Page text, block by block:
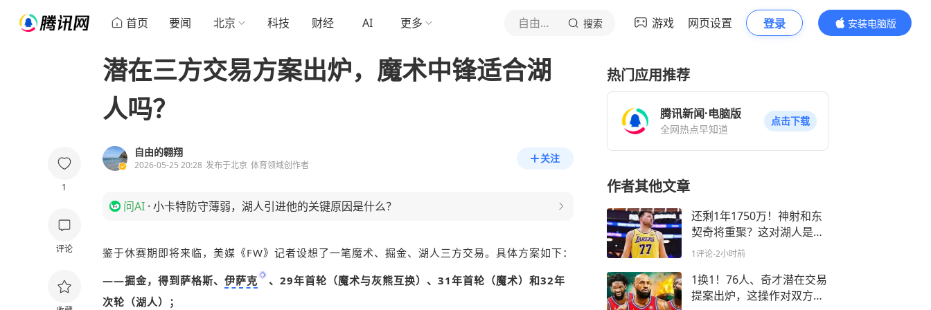
首页 要闻 北京 科技 财经 AI 更多 自由的翱翔 搜索 游戏 网页设置 登录
安装电脑版
内容更精彩
1
评论
潜在三方交易方案出炉，魔术中锋适合湖
人吗？
自由的翱翔
2026-05-25 20:28 发布于北京 体育领域创作者
关注
问AI · 小卡特防守薄弱，湖人引进他的关键原因是什么？
鉴于休赛期即将来临，美媒《FW》记者设想了一笔魔术、 掘金、 湖人三方交易。具体方案如下：
——掘金，得到萨格斯、 伊萨克 、29年首轮（魔术与灰熊互换）、31年首轮（魔术）和32年
次轮（湖人）；
热门应用推荐
腾讯新闻·电脑版
全网热点早知道
点击下载
作者其他文章
还剩1年1750万！神射和东
契奇将重聚？这对湖人是好
事
1评论-2小时前
1换1！76人、奇才潜在交易
提案出炉，这操作对双方都